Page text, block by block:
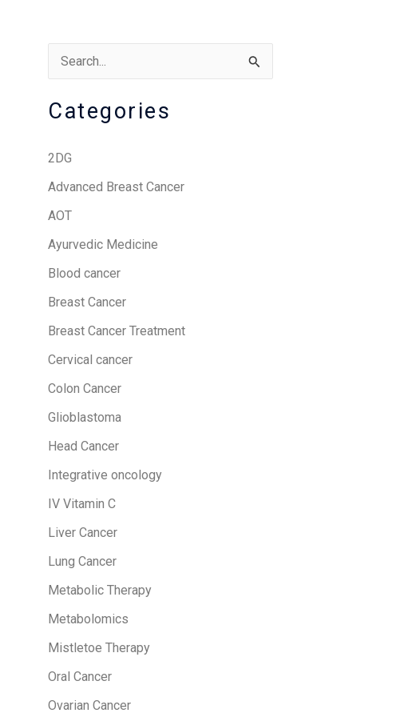
a
c
h
f
o
r
:
Categories
2DG
Advanced Breast Cancer
AOT
Ayurvedic Medicine
Blood cancer
Breast Cancer
Breast Cancer Treatment
Cervical cancer
Colon Cancer
Glioblastoma
Head Cancer
Integrative oncology
IV Vitamin C
Liver Cancer
Lung Cancer
Metabolic Therapy
Metabolomics
Mistletoe Therapy
Oral Cancer
Ovarian Cancer